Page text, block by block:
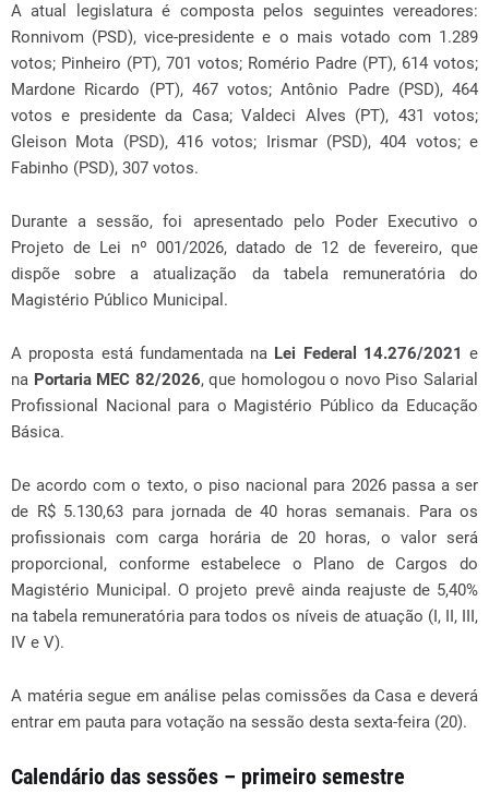
A atual legislatura é composta pelos seguintes vereadores:
Ronnivom (PSD), vice-presidente e o mais votado com 1.289
votos; Pinheiro (PT), 701 votos; Romério Padre (PT), 614 votos;
Mardone Ricardo (PT), 467 votos; Antônio Padre (PSD), 464
votos e presidente da Casa; Valdeci Alves (PT), 431 votos;
Gleison Mota (PSD), 416 votos; Irismar (PSD), 404 votos; e
Fabinho (PSD), 307 votos.
Durante a sessão, foi apresentado pelo Poder Executivo o
Projeto de Lei nº 001/2026, datado de 12 de fevereiro, que
dispõe sobre a atualização da tabela remuneratória do
Magistério Público Municipal.
A proposta está fundamentada na Lei Federal 14.276/2021 e
na Portaria MEC 82/2026, que homologou o novo Piso Salarial
Profissional Nacional para o Magistério Público da Educação
Básica.
De acordo com o texto, o piso nacional para 2026 passa a ser
de R$ 5.130,63 para jornada de 40 horas semanais. Para os
profissionais com carga horária de 20 horas, o valor será
proporcional, conforme estabelece o Plano de Cargos do
Magistério Municipal. O projeto prevê ainda reajuste de 5,40%
na tabela remuneratória para todos os níveis de atuação (I, II, III,
IV e V).
A matéria segue em análise pelas comissões da Casa e deverá
entrar em pauta para votação na sessão desta sexta-feira (20).
Calendário das sessões – primeiro semestre